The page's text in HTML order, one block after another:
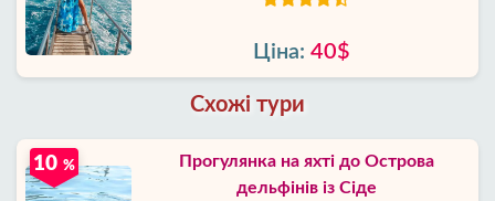
Ціна: 40$
Схожі тури
10 %
Прогулянка на яхті до Острова
дельфінів із Сіде